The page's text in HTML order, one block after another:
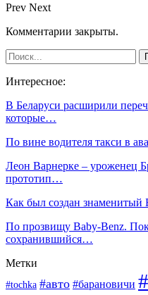
Prev Next
Комментарии закрыты.
Интересное:
В Беларуси расширили
которые…
По вине водителя такси в
Леон Варнерке – уроженец
прототип…
Как был создан знаменитый
По прозвищу Baby-Benz.
сохранившийся…
Метки
#tochka #авто #барановичи